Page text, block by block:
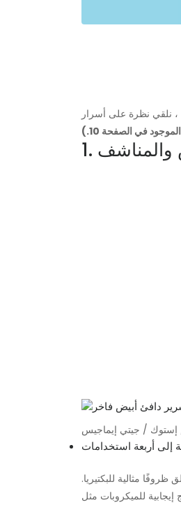
نلقي نظرة على أسرار
في الصفحة 10.)
والمناشف
/ إستوك / جيتي إيماجيس
مثالية للبكتيريا.
للميكروبات مثل